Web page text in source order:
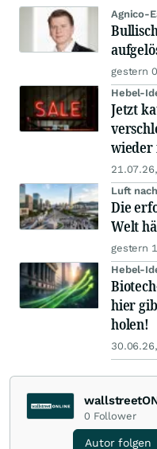
Agnico-
gestern
Hebel-
Jetzt
wieder
Luft
Die
Welt
gestern
Hebel-
hier
holen!
0 Follower
Autor folgen